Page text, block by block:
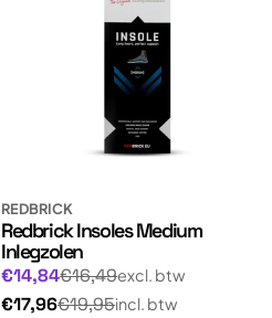
REDBRICK
Redbrick Insoles Medium
Inlegzolen
Aanbiedingsprijs
€14,84
Normale
prijs
€16,49excl. btw
€17,96
Normale€19,95incl. btw